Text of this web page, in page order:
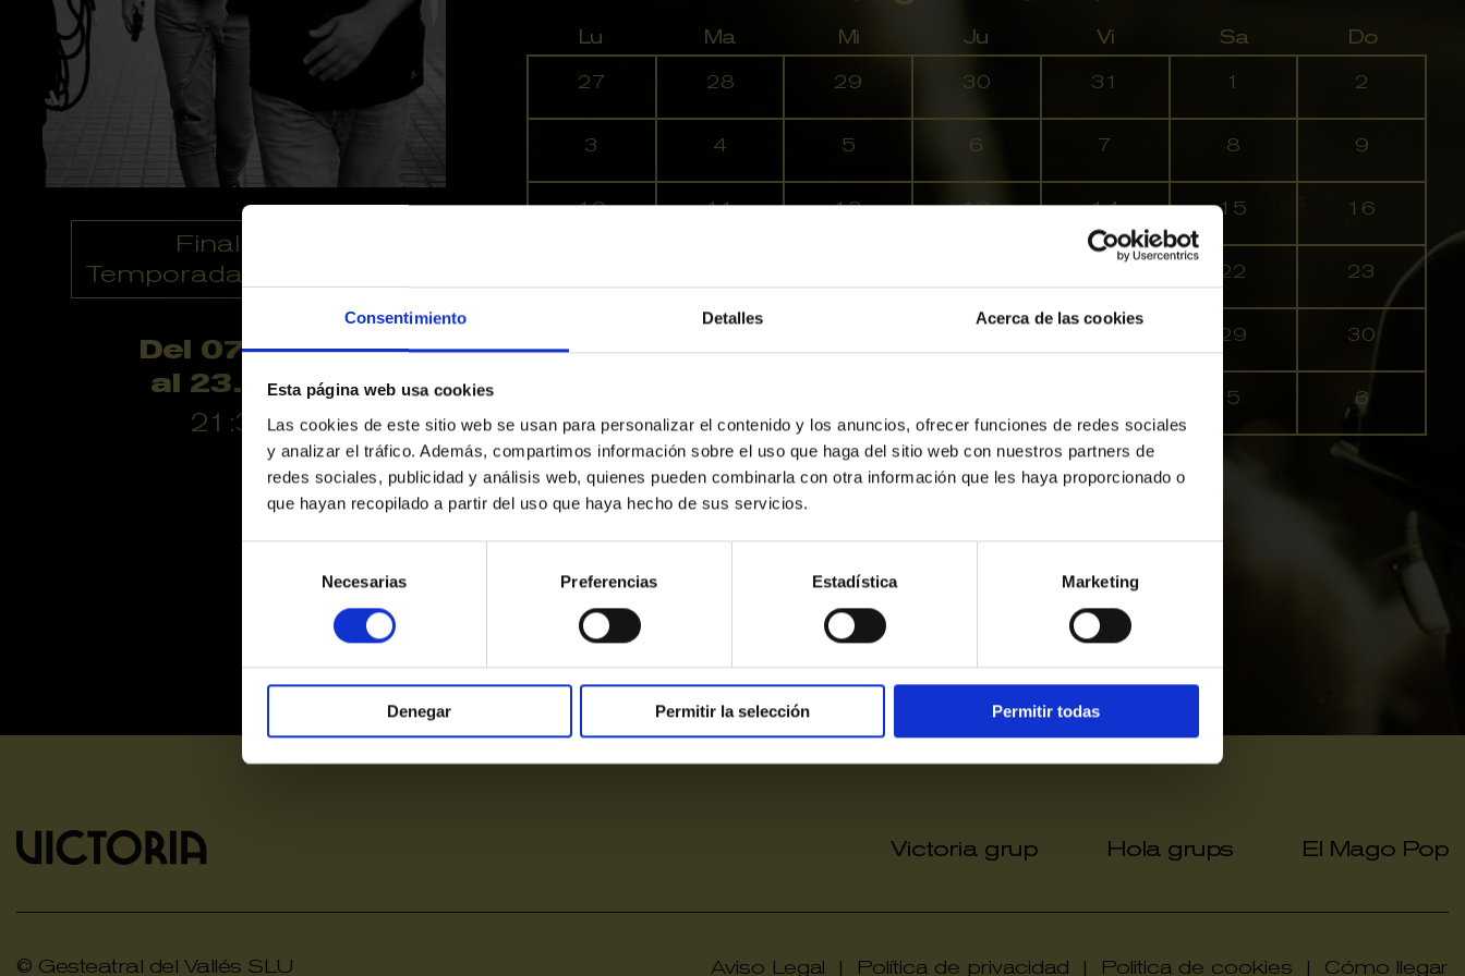
Consentimiento Detalles Acerca de las cookies
Esta página web usa cookies
Las cookies de este sitio web se usan para personalizar el contenido y los anuncios, ofrecer funciones de redes sociales
y analizar el tráfico. Además, compartimos información sobre el uso que haga del sitio web con nuestros partners de
redes sociales, publicidad y análisis web, quienes pueden combinarla con otra información que les haya proporcionado o
que hayan recopilado a partir del uso que haya hecho de sus servicios.
consentimiento
Necesarias Preferencias Estadística Marketing
Denegar Permitir la selección Permitir todas
Finalizado
Temporadas anteriores
Del 07.07.16
al 23.07.16
21:30 h
Lu Ma Mi Ju Vi Sa Do
No hay ninguna actividad este mes
27 28 29 30 31 1 2
3 4 5 6 7 8 9
10 11 12 13 14 15 16
22 23
29 30
5 6
Alta Media Baja Últimas entradas Agotadas
Victoria grup Hola grups El Mago Pop
© Gesteatral del Vallés SLU Aviso Legal | Política de privacidad | Politica de cookies | Cómo llegar